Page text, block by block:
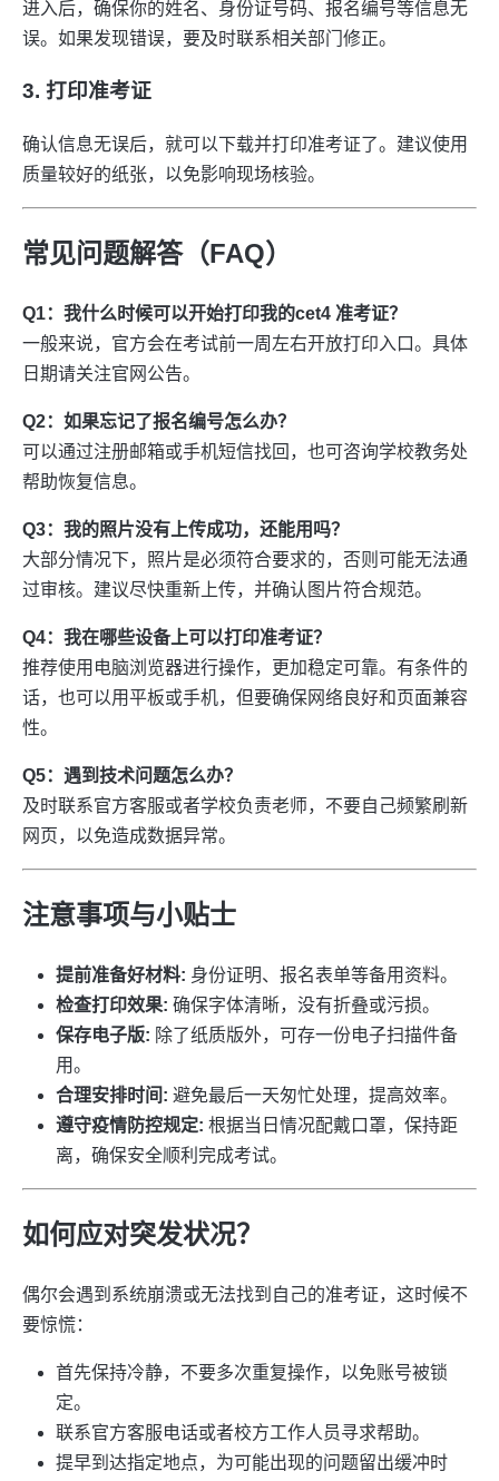
进入后，确保你的姓名、身份证号码、报名编号等信息无
误。如果发现错误，要及时联系相关部门修正。
3. 打印准考证
确认信息无误后，就可以下载并打印准考证了。建议使用
质量较好的纸张，以免影响现场核验。
常见问题解答（FAQ）
Q1：我什么时候可以开始打印我的cet4 准考证？
一般来说，官方会在考试前一周左右开放打印入口。具体
日期请关注官网公告。
Q2：如果忘记了报名编号怎么办？
可以通过注册邮箱或手机短信找回，也可咨询学校教务处
帮助恢复信息。
Q3：我的照片没有上传成功，还能用吗？
大部分情况下，照片是必须符合要求的，否则可能无法通
过审核。建议尽快重新上传，并确认图片符合规范。
Q4：我在哪些设备上可以打印准考证？
推荐使用电脑浏览器进行操作，更加稳定可靠。有条件的
话，也可以用平板或手机，但要确保网络良好和页面兼容
性。
Q5：遇到技术问题怎么办？
及时联系官方客服或者学校负责老师，不要自己频繁刷新
网页，以免造成数据异常。
注意事项与小贴士
提前准备好材料: 身份证明、报名表单等备用资料。
检查打印效果: 确保字体清晰，没有折叠或污损。
保存电子版: 除了纸质版外，可存一份电子扫描件备
用。
合理安排时间: 避免最后一天匆忙处理，提高效率。
遵守疫情防控规定: 根据当日情况配戴口罩，保持距
离，确保安全顺利完成考试。
如何应对突发状况？
偶尔会遇到系统崩溃或无法找到自己的准考证，这时候不
要惊慌：
首先保持冷静，不要多次重复操作，以免账号被锁
定。
联系官方客服电话或者校方工作人员寻求帮助。
提早到达指定地点，为可能出现的问题留出缓冲时